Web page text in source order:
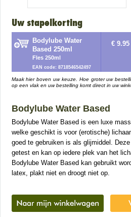
Uw stapelkorting
Bodylube Water
Based 250ml
Fles 250ml
EAN code: 8718546542497
€ 9.95
Maak hier boven uw keuze. Hoe groter uw
op een vlak en uw bestelling komt direct in uw
Bodylube Water Based
Bodylube Water Based is een luxe
welke geschikt is voor (erotische)
goed te gebruiken is als glijmiddel.
getest en kan op iedere plek van het
Bodylube Water Based kan gebruikt
latex, plakt niet en droogt niet op.